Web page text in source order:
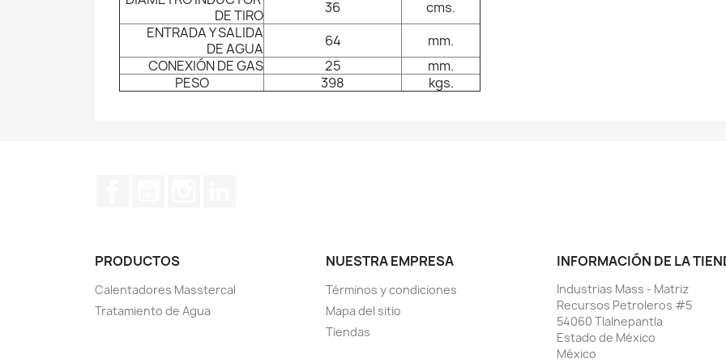
DE TIRO
36
cms.
ENTRADA Y SALIDA
DE AGUA
64
mm.
CONEXIÓN DE GAS
25
mm.
PESO
398 kgs.
PRODUCTOS
Calentadores Masstercal
Tratamiento de Agua
NUESTRA EMPRESA
Términos y condiciones
Mapa del sitio
Tiendas
INFORMACIÓN DE LA
Industrias Mass - Matriz
Recursos Petroleros #5
54060 Tlalnepantla
Estado de México
México